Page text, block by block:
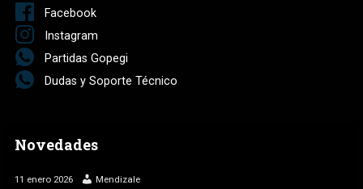
Facebook
Instagram
Partidas Gopegi
Dudas y Soporte Técnico
Novedades
11 enero 2026 Mendizale